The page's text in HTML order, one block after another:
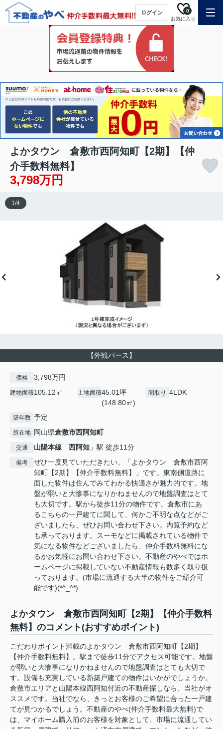
ログイン
お気に入り
0
よかタウン 倉敷市西阿知町【2期】【仲
介手数料無料】
3,798万円
【外観パース】
1/4
価格 3,798万円
建物面積105.12㎡ 土地面積45.01坪
(148.80㎡)
間取り 4LDK
築年数 予定
所在地 岡山県倉敷市西阿知町
交通 山陽本線 「西阿知 」駅 徒歩11分
備考
ぜひ一度見ていただきたい、「よかタウン 倉敷市西阿
知町【2期】【仲介手数料無料】」です。東南側道路に
面した物件は住んでみてわかる快適さが魅力的です。地
盤が弱いと大惨事になりかねませんので地盤調査はとて
も大切です。駅から徒歩11分の物件です。倉敷市にあ
るこちらの一戸建てに関して、何かご不明な点などがご
ざいましたら、ぜひお問い合わせ下さい。内覧予約など
も承っております。スーモなどに掲載されている物件で
気になる物件などございましたら、仲介手数料無料にな
るかお気軽にお問い合わせ下さい。不動産のやべではホ
ームページに掲載していない不動産情報も数多く取り扱
っております。(市場に流通する大半の物件をご紹介可
能です)(*^_^*)
よかタウン 倉敷市西阿知町【2期】【仲介手数料
無料】のコメント(おすすめポイント)
こだわりポイント満載のよかタウン 倉敷市西阿知町【2期】
【仲介手数料無料】。駅まで徒歩11分でアクセス可能です。地盤
が弱いと大惨事になりかねませんので地盤調査はとても大切で
す。設備も充実している新築戸建ての物件はいかがでしょうか。
倉敷市エリアと山陽本線西阿知付近の不動産探しなら、当社がオ
ススメです。当社でなら、きっとお客様のご希望に合った一戸建
てが見つかるでしょう。不動産のやべ(仲介手数料最大無料)で
は、マイホーム購入前のお客様を対象として、市場に流通してい